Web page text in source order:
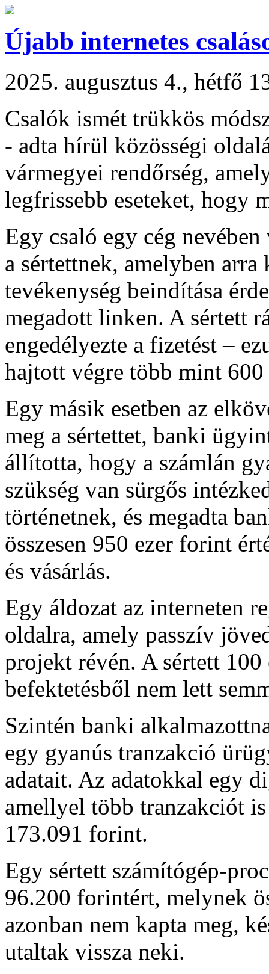
Újabb internetes
2025. augusztus 4., hétfő
Csalók ismét trükkös
- adta hírül közösségi
vármegyei rendőrség,
legfrissebb eseteket, hogy
Egy csaló egy cég
a sértettnek, amelyben
tevékenység beindítása
megadott linken. A sértett
engedélyezte a fizetést –
hajtott végre több mint
Egy másik esetben az
meg a sértettet, banki
állította, hogy a számlán
szükség van sürgős
történetnek, és megadta
összesen 950 ezer forint
és vásárlás.
Egy áldozat az interneten
oldalra, amely passzív
projekt révén. A sértett
befektetésből nem lett
Szintén banki
egy gyanús tranzakció
adatait. Az adatokkal egy
amellyel több tranzakciót
173.091 forint.
Egy sértett számítógép-
96.200 forintért, melynek
azonban nem kapta meg,
utaltak vissza neki.